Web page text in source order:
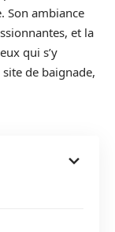
Son ambiance
et la
qui s’y
de baignade,